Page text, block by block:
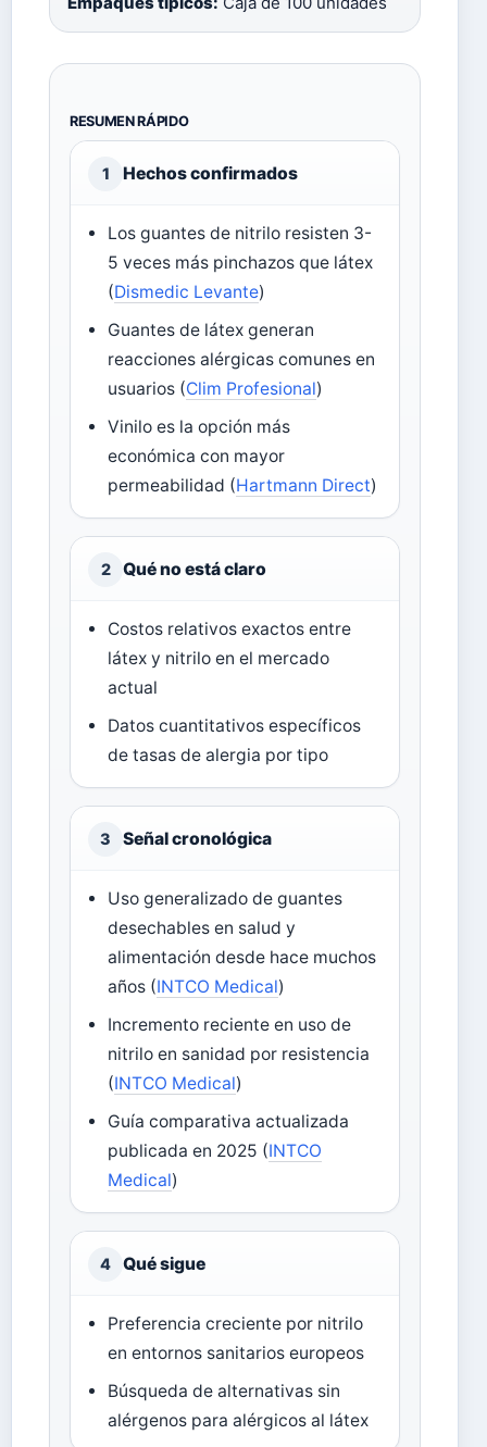
RESUMEN RÁPIDO
1 Hechos confirmados
Los guantes de nitrilo resisten 3-
5 veces más pinchazos que látex
(Dismedic Levante)
Guantes de látex generan
reacciones alérgicas comunes en
usuarios (Clim Profesional)
Vinilo es la opción más
económica con mayor
permeabilidad (Hartmann Direct)
2 Qué no está claro
Costos relativos exactos entre
látex y nitrilo en el mercado
actual
Datos cuantitativos específicos
de tasas de alergia por tipo
3 Señal cronológica
Uso generalizado de guantes
desechables en salud y
alimentación desde hace muchos
años (INTCO Medical)
Incremento reciente en uso de
nitrilo en sanidad por resistencia
(INTCO Medical)
Guía comparativa actualizada
publicada en 2025 (INTCO
Medical)
4 Qué sigue
Preferencia creciente por nitrilo
en entornos sanitarios europeos
Búsqueda de alternativas sin
alérgenos para alérgicos al látex